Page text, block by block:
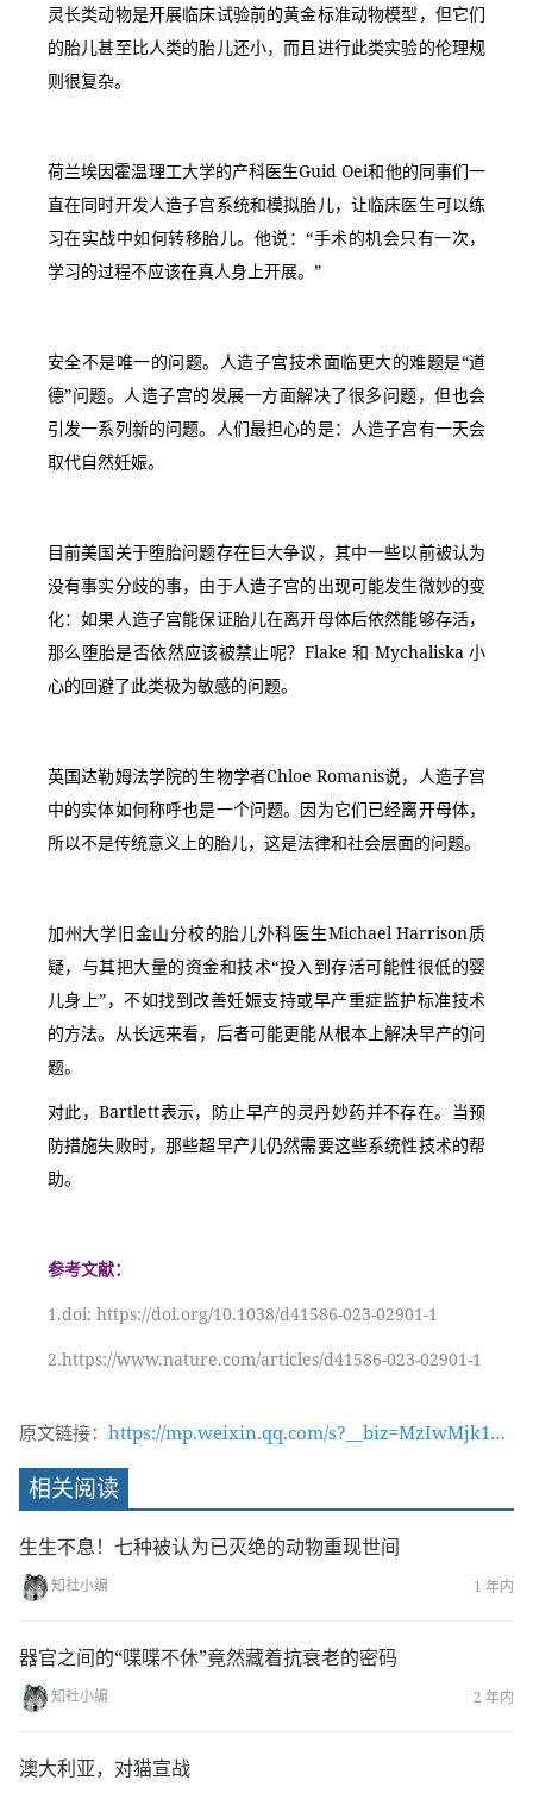
灵长类动物是开展临床试验前的黄金标准动物模型，但它们
的胎儿甚至比人类的胎儿还小，而且进行此类实验的伦理规
则很复杂。
荷兰埃因霍温理工大学的产科医生Guid Oei和他的同事们一
直在同时开发人造子宫系统和模拟胎儿，让临床医生可以练
习在实战中如何转移胎儿。他说：“手术的机会只有一次，
学习的过程不应该在真人身上开展。”
安全不是唯一的问题。人造子宫技术面临更大的难题是“道
德”问题。人造子宫的发展一方面解决了很多问题，但也会
引发一系列新的问题。人们最担心的是：人造子宫有一天会
取代自然妊娠。
目前美国关于堕胎问题存在巨大争议，其中一些以前被认为
没有事实分歧的事，由于人造子宫的出现可能发生微妙的变
化：如果人造子宫能保证胎儿在离开母体后依然能够存活，
那么堕胎是否依然应该被禁止呢？Flake 和 Mychaliska 小
心的回避了此类极为敏感的问题。
英国达勒姆法学院的生物学者Chloe Romanis说，人造子宫
中的实体如何称呼也是一个问题。因为它们已经离开母体，
所以不是传统意义上的胎儿，这是法律和社会层面的问题。
加州大学旧金山分校的胎儿外科医生Michael Harrison质
疑，与其把大量的资金和技术“投入到存活可能性很低的婴
儿身上”，不如找到改善妊娠支持或早产重症监护标准技术
的方法。从长远来看，后者可能更能从根本上解决早产的问
题。
对此，Bartlett表示，防止早产的灵丹妙药并不存在。当预
防措施失败时，那些超早产儿仍然需要这些系统性技术的帮
助。
参考文献：
1.doi: https://doi.org/10.1038/d41586-023-02901-1
2.https://www.nature.com/articles/d41586-023-02901-1
原文链接： https://mp.weixin.qq.com/s?__biz=MzIwMjk1OT
c2MA==&mid=2247542316&idx=1&sn=25015415a
5a66ee955c8cb95deebc8bf&chksm=96d4d8d3a1a
1e5f164799cc4da2f49735f&token=481026828&la
相关阅读
生生不息！七种被认为已灭绝的动物重现世间
知社小编 1 年内
器官之间的“喋喋不休”竟然藏着抗衰老的密码
知社小编 2 年内
澳大利亚，对猫宣战